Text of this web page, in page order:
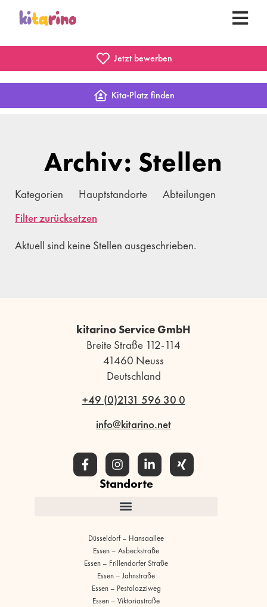
Jetzt bewerben
Kita-Platz finden
Archiv: Stellen
Kategorien Hauptstandorte
Abteilungen
Filter zurücksetzen
Aktuell sind keine Stellen ausgeschrieben.
kitarino Service GmbH
Breite Straße 112-114
41460 Neuss
Deutschland
+49 (0)2131 596 30 0
info@kitarino.net
Standorte
Düsseldorf – Hansaallee
Essen – Asbeckstraße
Essen – Frillendorfer Straße
Essen – Jahnstraße
Essen – Pestalozziweg
Essen – Viktoriastraße